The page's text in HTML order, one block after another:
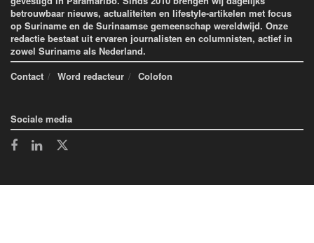
betrouwbaar nieuws, actualiteiten en lifestyle-artikelen met focus
op Suriname en de Surinaamse gemeenschap wereldwijd. Onze
redactie bestaat uit ervaren journalisten en columnisten, actief in
zowel Suriname als Nederland.
Contact
Word redacteur Colofon
Sociale media